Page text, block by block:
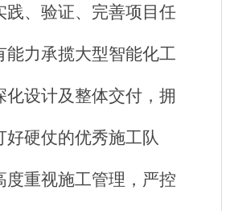
践、验证、完善项目任
能力承揽大型智能化工
化设计及整体交付，拥
好硬仗的优秀施工队
度重视施工管理，严控